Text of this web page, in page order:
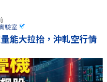
驗室
能大拉抬，沖軋空行情